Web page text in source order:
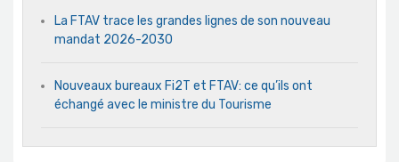
La FTAV trace les grandes lignes de son nouveau
mandat 2026-2030
Nouveaux bureaux Fi2T et FTAV: ce qu’ils ont
échangé avec le ministre du Tourisme